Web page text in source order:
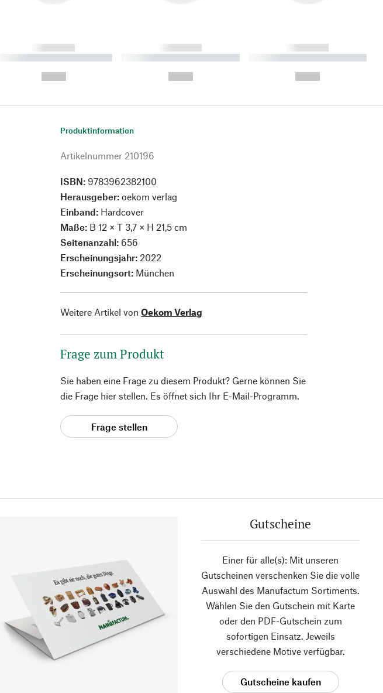
------------
----------- ----------- ----------
------------
----------- ----------- ----------
------------
----------- ----------- ----------
Produktinformation
Artikelnummer 210196
ISBN: 9783962382100
Herausgeber:oekom verlag
Einband: Hardcover
Maße: B 12 × T 3,7 × H 21,5 cm
Seitenanzahl: 656
Erscheinungsjahr: 2022
Erscheinungsort: München
Weitere Artikel von Oekom Verlag
Frage zum Produkt
Sie haben eine Frage zu diesem Produkt? Gerne können Sie
die Frage hier stellen. Es öffnet sich Ihr E-Mail-Programm.
Frage stellen
Gutscheine
Einer für alle(s): Mit unseren
Gutscheinen verschenken Sie die volle
Auswahl des Manufactum Sortiments.
Wählen Sie den Gutschein mit Karte
oder den PDF-Gutschein zum
sofortigen Einsatz. Jeweils
verschiedene Motive verfügbar.
Gutscheine kaufen